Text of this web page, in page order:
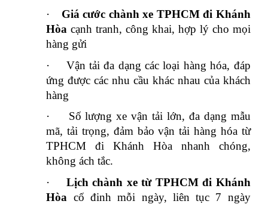
·
Giá cước chành xe TPHCM đi Khánh
Hòacạnh tranh, công khai, hợp lý cho mọi
hàng gửi
·
Vận tải đa dạng các loại hàng hóa, đáp
ứng được các nhu cầu khác nhau của khách
hàng
·
Số lượng xe vận tải lớn, đa dạng mẫu
mã, tải trọng, đảm bảo vận tải hàng hóa từ
TPHCM đi Khánh Hòa nhanh chóng,
không ách tắc.
·
Lịch chành xe từ TPHCM đi Khánh
Hòa cố đinh mỗi ngày, liên tục 7 ngày